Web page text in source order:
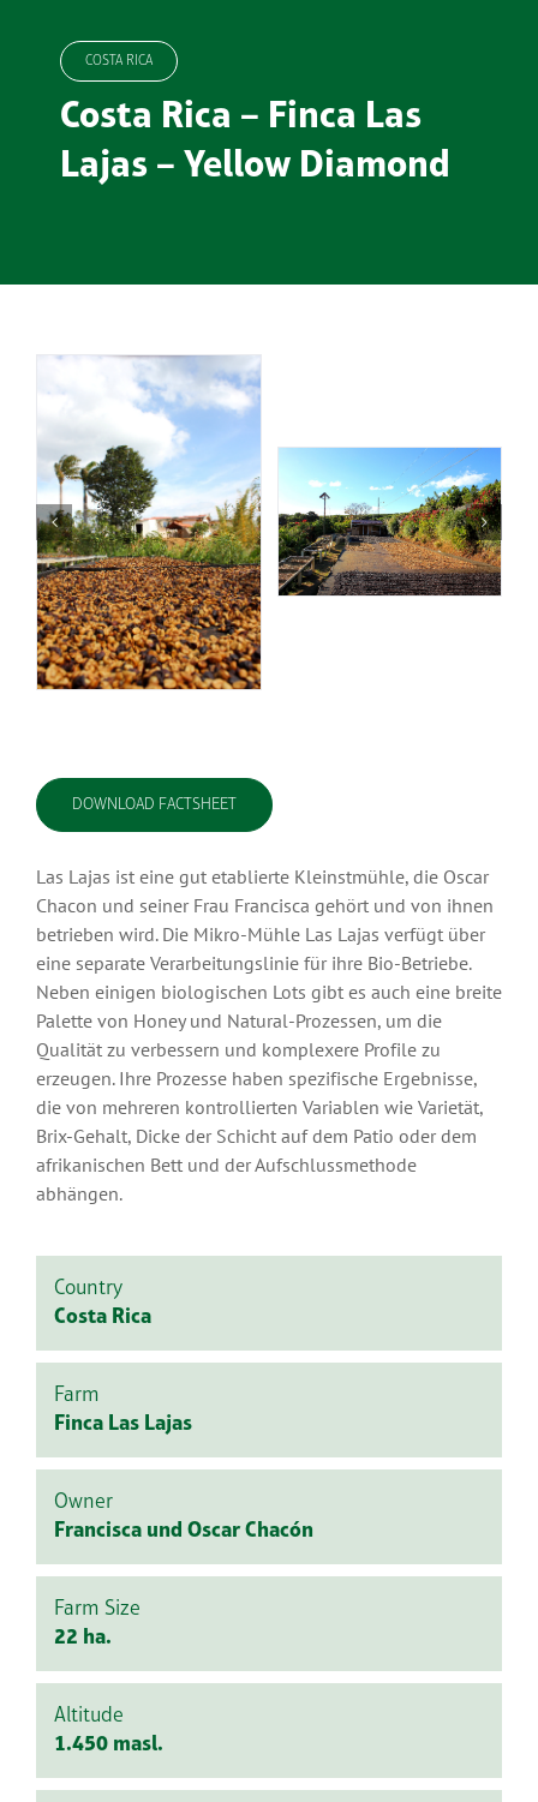
COSTA RICA
Costa Rica – Finca Las
Lajas – Yellow Diamond
DOWNLOAD FACTSHEET
Las Lajas ist eine gut etablierte Kleinstmühle, die Oscar
Chacon und seiner Frau Francisca gehört und von ihnen
betrieben wird. Die Mikro-Mühle Las Lajas verfügt über
eine separate Verarbeitungslinie für ihre Bio-Betriebe.
Neben einigen biologischen Lots gibt es auch eine breite
Palette von Honey und Natural-Prozessen, um die
Qualität zu verbessern und komplexere Profile zu
erzeugen. Ihre Prozesse haben spezifische Ergebnisse,
die von mehreren kontrollierten Variablen wie Varietät,
Brix-Gehalt, Dicke der Schicht auf dem Patio oder dem
afrikanischen Bett und der Aufschlussmethode
abhängen.
Country
Costa Rica
Farm
Finca Las Lajas
Owner
Francisca und Oscar Chacón
Farm Size
22 ha.
Altitude
1.450 masl.